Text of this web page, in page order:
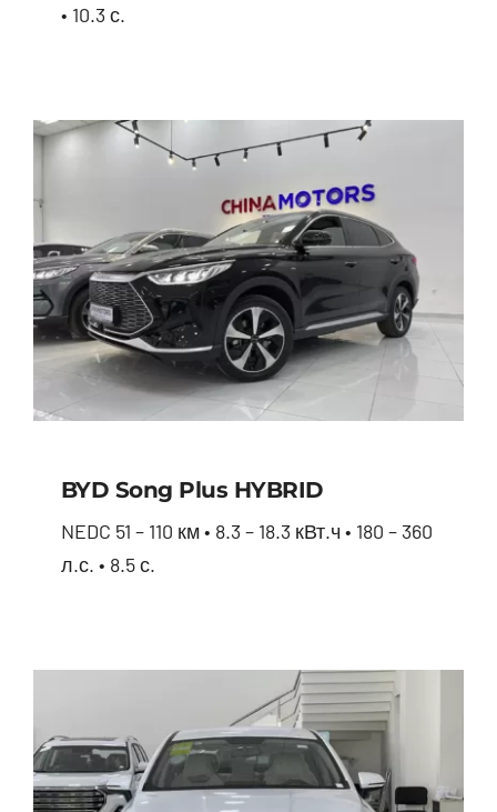
• 10.3 с.
BYD Song Plus HYBRID
NEDC 51 – 110 км • 8.3 – 18.3 кВт.ч • 180 – 360
л.с. • 8.5 с.